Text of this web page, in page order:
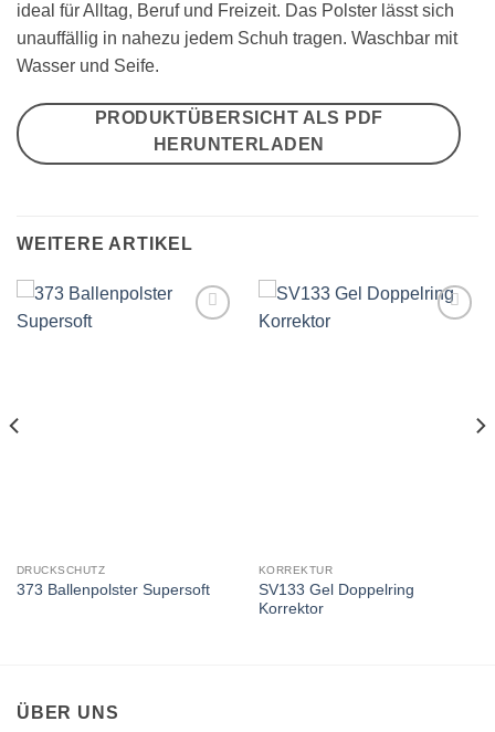
ideal für Alltag, Beruf und Freizeit. Das Polster lässt sich
unauffällig in nahezu jedem Schuh tragen. Waschbar mit
Wasser und Seife.
PRODUKTÜBERSICHT ALS PDF
HERUNTERLADEN
WEITERE ARTIKEL
DRUCKSCHUTZ
373 Ballenpolster Supersoft
KORREKTUR
SV133 Gel Doppelring
Korrektor
ÜBER UNS